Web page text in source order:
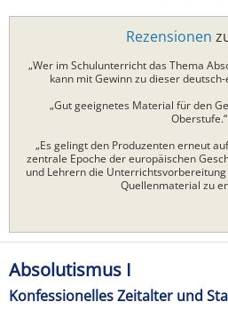
Rezensionen
„Wer im Schulunterricht das Thema
kann mit Gewinn zu dieser
„Gut geeignetes Material für den
Oberstufe.“
„Es gelingt den Produzenten erneut
zentrale Epoche der europäischen
und Lehrern die
Quellenmaterial zu
Absolutismus I
Konfessionelles Zeitalter und